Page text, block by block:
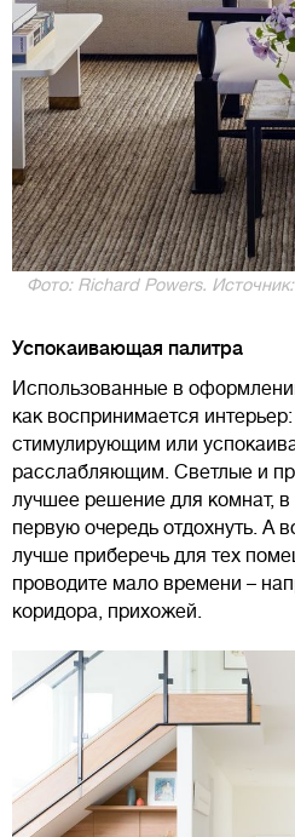
Фото: Richard Powers.
Успокаивающая палитра
Использованные в
как воспринимается
стимулирующим или
расслабляющим. Светлые и
лучшее решение для комнат, в
первую очередь отдохнуть. А
лучше приберечь для тех
проводите мало времени –
коридора, прихожей.